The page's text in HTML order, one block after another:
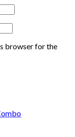
browser for the